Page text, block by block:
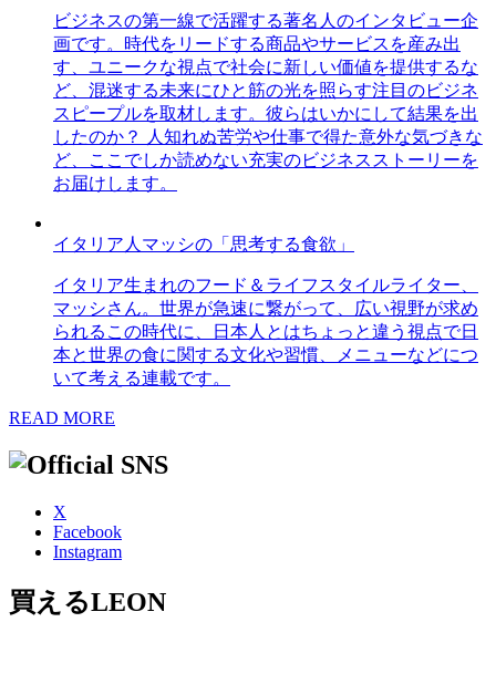
ビジネスの第一線で活躍する著名人のインタビュー企
画です。時代をリードする商品やサービスを産み出
す、ユニークな視点で社会に新しい価値を提供するな
ど、混迷する未来にひと筋の光を照らす注目のビジネ
スピープルを取材します。彼らはいかにして結果を出
したのか？ 人知れぬ苦労や仕事で得た意外な気づきな
ど、ここでしか読めない充実のビジネスストーリーを
お届けします。
イタリア人マッシの「思考する食欲」
イタリア生まれのフード＆ライフスタイルライター、
マッシさん。世界が急速に繋がって、広い視野が求め
られるこの時代に、日本人とはちょっと違う視点で日
本と世界の食に関する文化や習慣、メニューなどにつ
いて考える連載です。
READ MORE
X
Facebook
Instagram
買えるLEON